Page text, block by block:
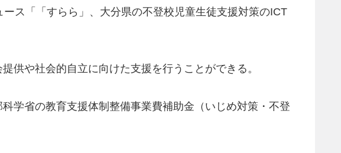
ス「「すらら」、大分県の不登校児童生徒支援対策のICT
供や社会的自立に向けた支援を行うことができる。
学省の教育支援体制整備事業費補助金（いじめ対策・不登